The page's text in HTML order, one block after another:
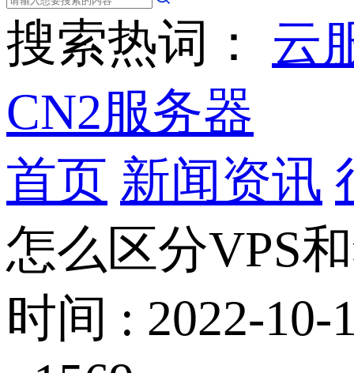
搜索热词： 云
CN2服务器
首页 新闻资讯
怎么区分VPS
时间 : 2022-10-